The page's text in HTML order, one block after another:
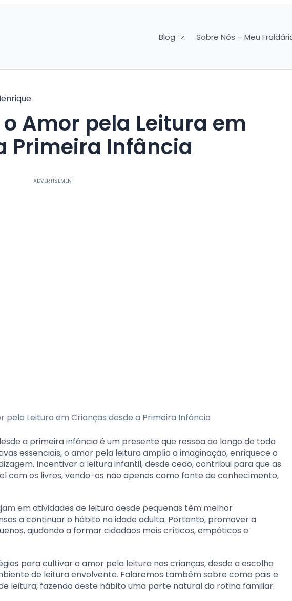
Blog Sobre Nós – Meu
Primeira Infância
ADVERTISEMENT
a primeira infância é um presente que ressoa ao longo de toda
essenciais, o amor pela leitura amplia a imaginação, enriquece o
Incentivar a leitura infantil, desde cedo, contribui para que as
com os livros, vendo-os não apenas como fonte de conhecimento,
em atividades de leitura desde pequenas têm melhor
a continuar o hábito na idade adulta. Portanto, promover a
ajudando a formar cidadãos mais críticos, empáticos e
para cultivar o amor pela leitura nas crianças, desde a escolha
de leitura envolvente. Falaremos também sobre como pais e
leitura, fazendo deste hábito uma parte natural da rotina familiar.